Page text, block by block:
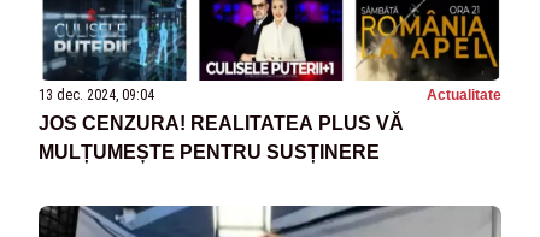
13 dec. 2024, 09:04 Actualitate
JOS CENZURA! REALITATEA PLUS VĂ
MULȚUMEȘTE PENTRU SUSȚINERE